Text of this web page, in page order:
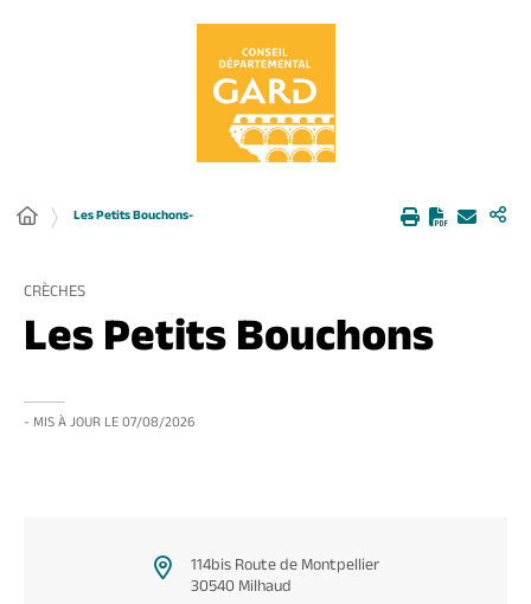
Les Petits Bouchons-
CRÈCHES
Les Petits Bouchons
- MIS À JOUR LE07/08/2026
114bis Route de Montpellier
30540 Milhaud